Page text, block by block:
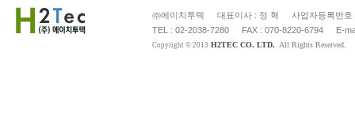
㈜에이치투텍 대표이사 : 정 혁
사업자등록번
TEL : 02-2038-7280
FAX : 070-8220-6794 E-
Copyright © 2013 H2TEC CO. LTD. All Rights Reserved.